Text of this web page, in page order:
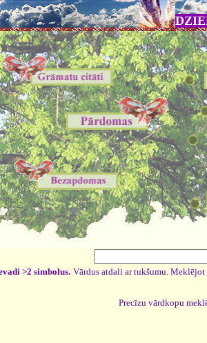
>2 simbolus. Vārdus atdali ar tukšumu.
Precīzu vārdkopu